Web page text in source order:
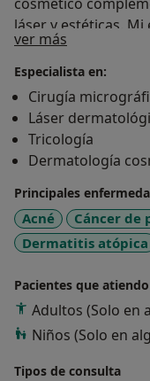
cosmético
láser y estéticas.
la combinación de
tecnologías
confianza de mis
constante con la
ver más
Especialista en:
Cirugía
Láser
Tricología
Dermatología
Principales
Acné Cáncer de
Dermatitis atópica
Pacientes que atiendo
Adultos (Solo en
Niños (Solo en
Tipos de consulta